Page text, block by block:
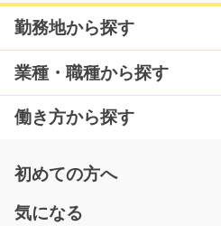
大きなプラスチック工場で
144
とってもカンタン未…
長期（3ヶ月以上）
時給1100円～
福岡県鞍手郡鞍手町
勤務地から探す
業種・職種から探す
働き方から探す
初めての方へ
気になる